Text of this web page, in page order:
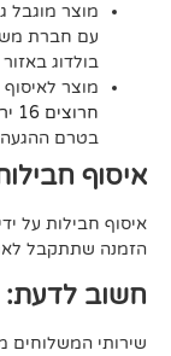
גיאוגרפית
חיצונית
ירושלים / מבשרת
עצמי – לאיסוף
. יש לוודא
ומשלוחים:
חברת המשלוחים בשעה
לאחר שעת האיסוף
מתבצעים על ידי